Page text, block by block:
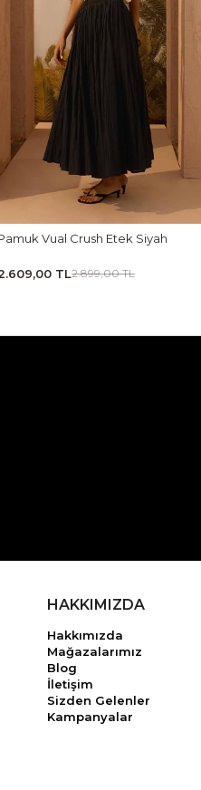
Vual Crush Etek Siyah
TL2.899,00 TL
HAKKIMIZDA
Hakkımızda
Mağazalarımız
Blog
İletişim
Sizden Gelenler
Kampanyalar